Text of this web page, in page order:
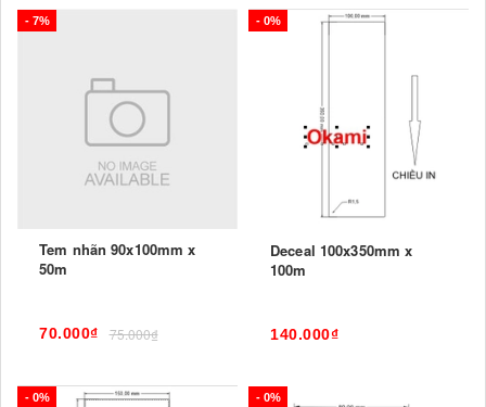
- 7%
Tem nhãn 90x100mm x
50m
70.000₫ 75.000₫
- 0%
Deceal 100x350mm x
100m
140.000₫
- 0% - 0%